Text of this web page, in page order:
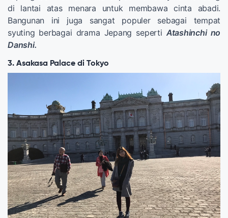
di lantai atas menara untuk membawa cinta abadi.
Bangunan ini juga sangat populer sebagai tempat
syuting berbagai drama Jepang seperti Atashinchi no
Danshi.
3. Asakasa Palace di Tokyo